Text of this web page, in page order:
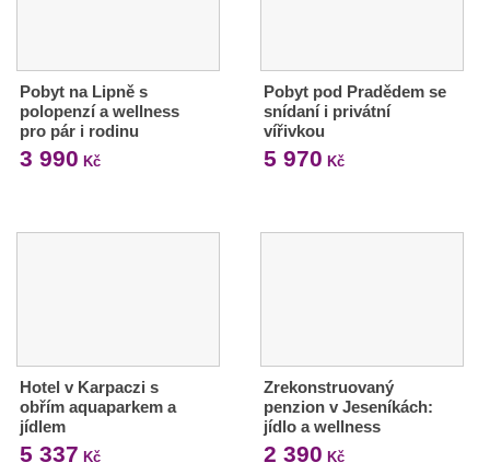
Pobyt na Lipně s
polopenzí a wellness
pro pár i rodinu
3 990 Kč
Pobyt pod Pradědem se
snídaní i privátní
vířivkou
5 970 Kč
Hotel v Karpaczi s
obřím aquaparkem a
jídlem
5 337 Kč
Zrekonstruovaný
penzion v Jeseníkách:
jídlo a wellness
2 390 Kč